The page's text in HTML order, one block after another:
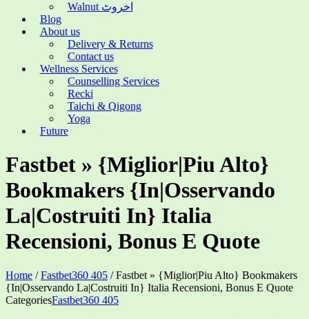
Walnut اخروٹ
Blog
About us
Delivery & Returns
Contact us
Wellness Services
Counselling Services
Recki
Taichi & Qigong
Yoga
Future
Fastbet » {Miglior|Piu Alto}
Bookmakers {In|Osservando
La|Costruiti In} Italia
Recensioni, Bonus E Quote
Home /Fastbet360 405 /Fastbet » {Miglior|Piu Alto} Bookmakers
{In|Osservando La|Costruiti In} Italia Recensioni, Bonus E Quote
CategoriesFastbet360 405